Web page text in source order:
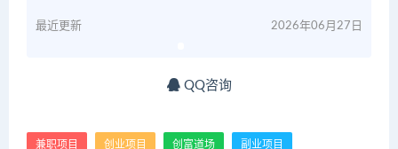
最近更新 2026年06月27日
QQ咨询
兼职项目 创业项目 创富道场 副业项目